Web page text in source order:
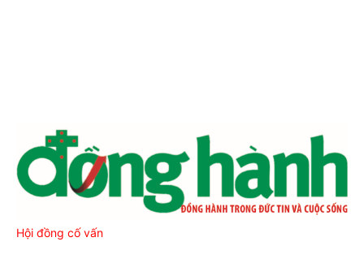
Hội đồng cố vấn